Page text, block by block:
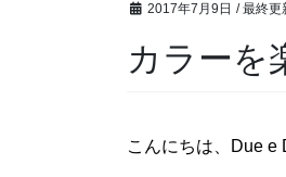
2017年7月9日 / 最終更
カラーを
こんにちは、Due e